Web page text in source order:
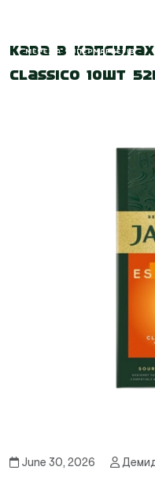
Кава в
Classico 10шт
June 30, 2026